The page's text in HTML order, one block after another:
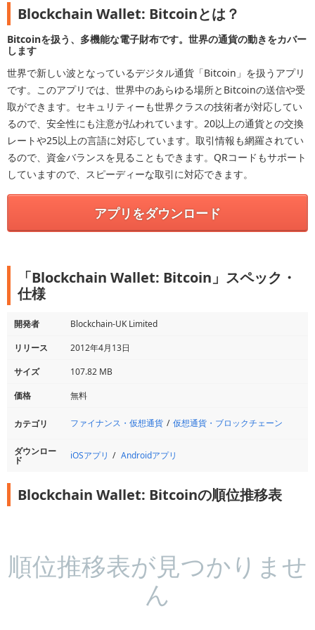
Blockchain Wallet: Bitcoinとは？
Bitcoinを扱う、多機能な電子財布です。世界の通貨の動きをカバー
します
世界で新しい波となっているデジタル通貨「Bitcoin」を扱うアプリ
です。このアプリでは、世界中のあらゆる場所とBitcoinの送信や受
取ができます。セキュリティーも世界クラスの技術者が対応してい
るので、安全性にも注意が払われています。20以上の通貨との交換
レートや25以上の言語に対応しています。取引情報も網羅されてい
るので、資金バランスを見ることもできます。QRコードもサポート
していますので、スピーディーな取引に対応できます。
アプリをダウンロード
「Blockchain Wallet: Bitcoin」スペック・
仕様
開発者
Blockchain-UK Limited
リリース
2012年4月13日
サイズ
107.82 MB
価格
無料
カテゴリ ファイナンス・仮想通貨 仮想通貨・ブロックチェーン
ダウンロー
ド iOSアプリ Androidアプリ
Blockchain Wallet: Bitcoinの順位推移表
順位推移表が見つかりませ
ん